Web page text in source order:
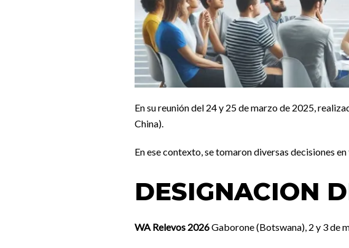
En su reunión del 24 y 25 de marzo de 2025,
China).
En ese contexto, se tomaron diversas decisiones en
DESIGNACION
WA Relevos 2026Gaborone (Botswana), 2 y 3 de